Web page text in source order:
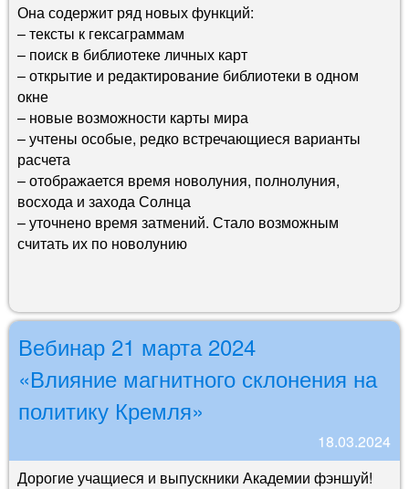
Она содержит ряд новых функций:
– тексты к гексаграммам
– поиск в библиотеке личных карт
– открытие и редактирование библиотеки в одном
окне
– новые возможности карты мира
– учтены особые, редко встречающиеся варианты
расчета
– отображается время новолуния, полнолуния,
восхода и захода Солнца
– уточнено время затмений. Стало возможным
считать их по новолунию
Вебинар 21 марта 2024
«Влияние магнитного склонения на
политику Кремля»
18.03.2024
Дорогие учащиеся и выпускники Академии фэншуй!